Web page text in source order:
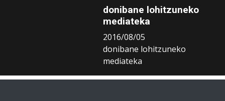
donibane lohitzuneko
mediateka
2016/08/05
donibane lohitzuneko
mediateka